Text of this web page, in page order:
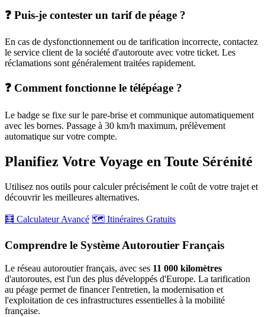
❓ Puis-je contester un tarif de péage ?
En cas de dysfonctionnement ou de tarification incorrecte, contactez
le service client de la société d'autoroute avec votre ticket. Les
réclamations sont généralement traitées rapidement.
❓ Comment fonctionne le télépéage ?
Le badge se fixe sur le pare-brise et communique automatiquement
avec les bornes. Passage à 30 km/h maximum, prélèvement
automatique sur votre compte.
Planifiez Votre Voyage en Toute Sérénité
Utilisez nos outils pour calculer précisément le coût de votre trajet et
découvrir les meilleures alternatives.
🧮 Calculateur Avancé 🗺️ Itinéraires Gratuits
Comprendre le Système Autoroutier Français
Le réseau autoroutier français, avec ses 11 000 kilomètres
d'autoroutes, est l'un des plus développés d'Europe. La tarification
au péage permet de financer l'entretien, la modernisation et
l'exploitation de ces infrastructures essentielles à la mobilité
française.